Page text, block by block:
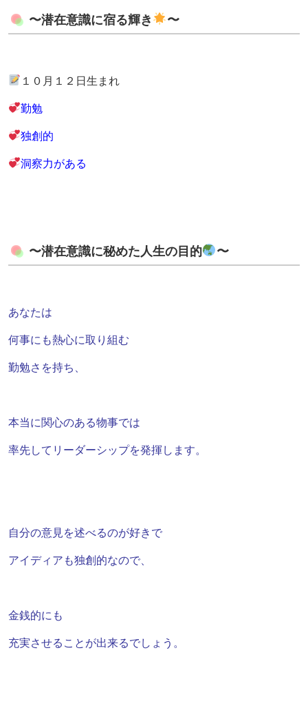
〜潜在意識に宿る輝き 〜
１０月１２日生まれ
勤勉
独創的
洞察力がある
〜潜在意識に秘めた人生の目的 〜
あなたは
何事にも熱心に取り組む
勤勉さを持ち、
本当に関心のある物事では
率先して リーダーシップを発揮します。
自分の意見を述べるのが好きで
アイディアも独創的なので、
金銭的にも
充実させることが出来るでしょう。